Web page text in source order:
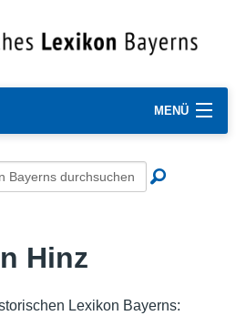
MENÜ
Hinz
Lexikon Bayerns: